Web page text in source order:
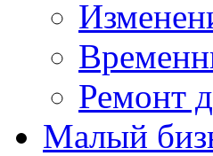
Ремонт
Малый